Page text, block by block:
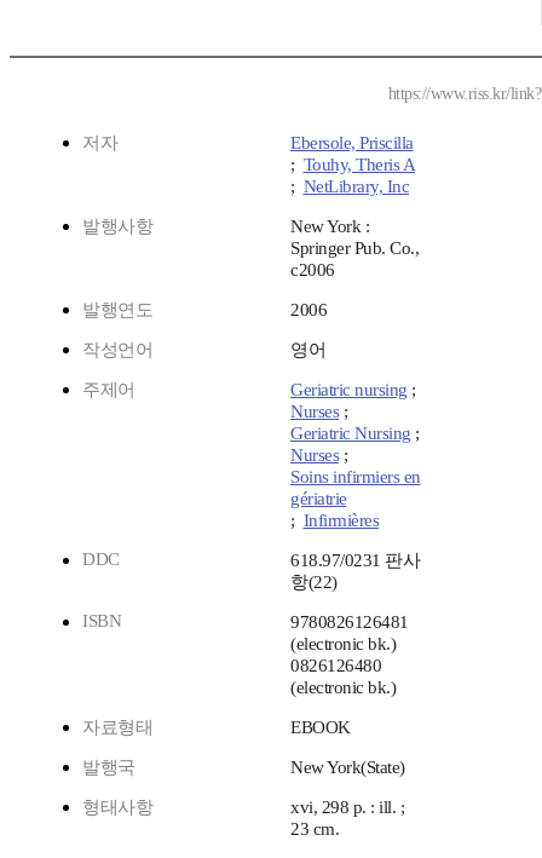
https://www.riss.kr/
저자
Ebersole, Priscilla
; Touhy, Theris A
; NetLibrary, Inc
발행사항
New York :
Springer Pub. Co.,
c2006
발행연도 2006
작성언어 영어
주제어 Geriatric nursing ;
Nurses;
Geriatric Nursing ;
Nurses;
Soins infirmiers en
gériatrie
; Infirmières
DDC
618.97/0231 판사
항(22)
ISBN
9780826126481
(electronic bk.)
0826126480
(electronic bk.)
자료형태 EBOOK
발행국 New York(State)
형태사항
xvi, 298 p. : ill. ;
23 cm.